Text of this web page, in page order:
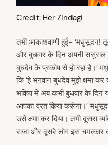
Credit: Her Zindagi
तभी आकाशवाणी हुई- ‘मधुसूदन! तूने
और बुधवार के दिन अपनी
बुधदेव के प्रकोप से हो रहा है।’
कि ‘हे भगवान बुधदेव मुझे क्षमा
भविष्य में अब कभी बुधवार के दिन
आपका व्रत किया करूंगा।’
उसे क्षमा कर दिया। तभी दूसरा
राजा और दूसरे लोग इस चमत्कार